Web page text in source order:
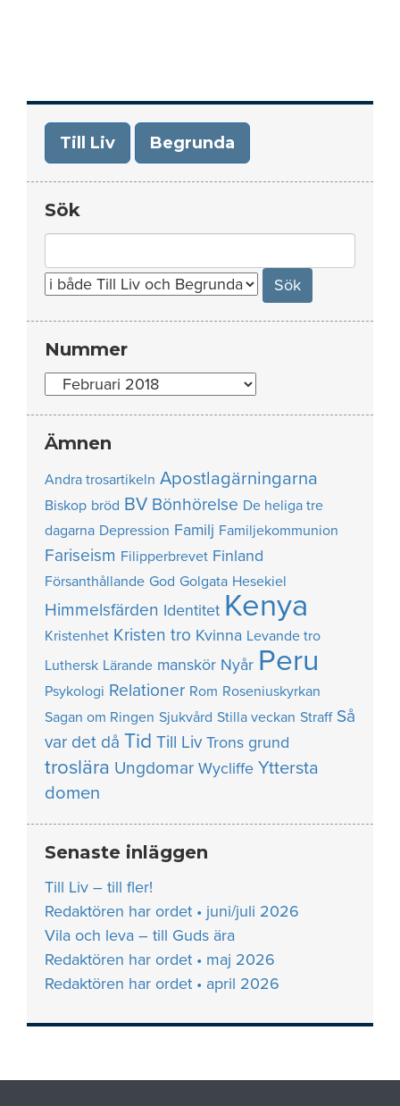
Till Liv Begrunda
Sök
for:
Nummer
Nummer
Ämnen
Andra trosartikeln Apostlagärningarna
Biskop bröd BV Bönhörelse De heliga tre
dagarna Depression Familj Familjekommunion
Fariseism Filipperbrevet Finland
Försanthållande God Golgata Hesekiel
Himmelsfärden Identitet Kenya
Kristenhet Kristen tro Kvinna Levande tro
Luthersk Lärande manskör Nyår Peru
Psykologi Relationer Rom Roseniuskyrkan
Sagan om Ringen Sjukvård Stilla veckan Straff Så
var det då Tid Till Liv Trons grund
troslära Ungdomar Wycliffe Yttersta
domen
Senaste inläggen
Till Liv – till fler!
Redaktören har ordet • juni/juli 2026
Vila och leva – till Guds ära
Redaktören har ordet • maj 2026
Redaktören har ordet • april 2026